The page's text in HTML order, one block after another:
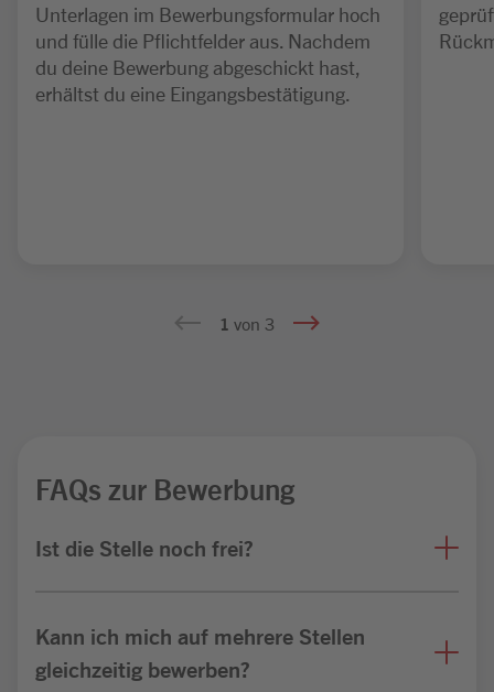
Unterlagen im Bewerbungsformular hoch
und fülle die Pflichtfelder aus. Nachdem
du deine Bewerbung abgeschickt hast,
erhältst du eine Eingangsbestätigung.
1 von 3
FAQs zur Bewerbung
Ist die Stelle noch frei?
Kann ich mich auf mehrere Stellen
gleichzeitig bewerben?